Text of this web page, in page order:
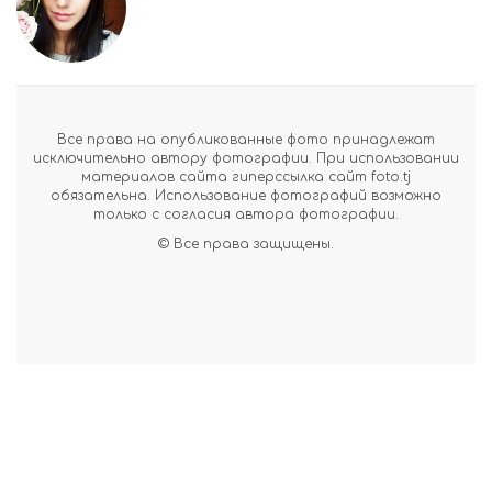
Все права на опубликованные фото принадлежат
исключительно автору фотографии. При использовании
материалов сайта гиперссылка сайт foto.tj
обязательна. Использование фотографий возможно
только с согласия автора фотографии.
© Все права защищены.